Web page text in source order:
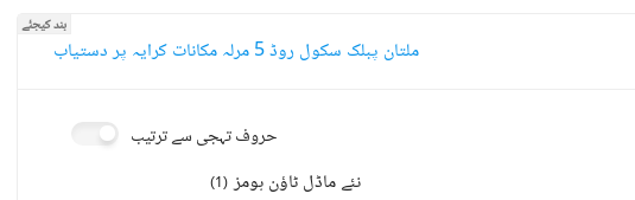
ملتان پبلک سکول روڈ 5 مرلہ مکانات کرایہ پر دستیاب
بند کیجئے
حروف تہجی سے ترتیب
نئے ماڈل ٹاؤن ہومز (
1
)